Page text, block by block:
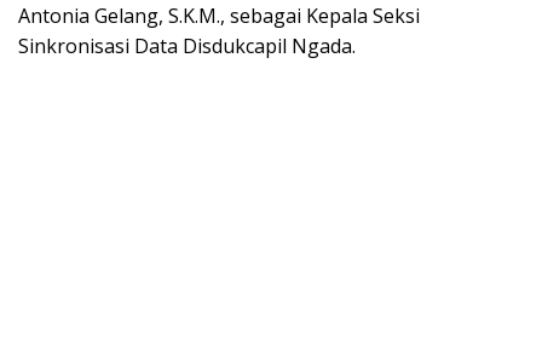
Antonia Gelang, S.K.M., sebagai Kepala Seksi
Sinkronisasi Data Disdukcapil Ngada.